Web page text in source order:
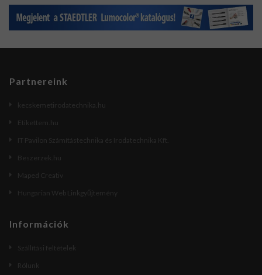
Partnereink
kecskemetirodatechnika.hu
Etikettem.hu
IT Pavilon Számítástechnika és Irodatechnika Kft.
Beszerzek.hu
Maped Creativ
Hungarian Web Linkgyűjtemény
Információk
Szállítási feltételek
Rólunk